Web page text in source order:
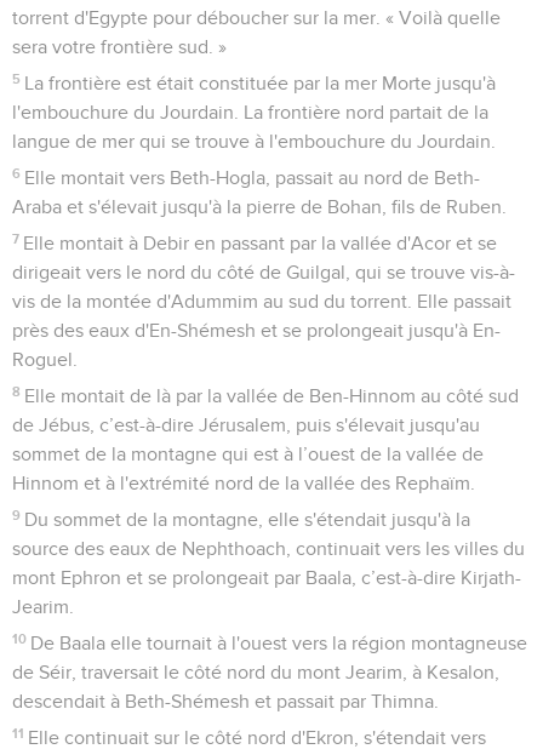
torrent d'Egypte pour déboucher sur la mer. « Voilà quelle
sera votre frontière sud. »
5 La frontière est était constituée par la mer Morte jusqu'à
l'embouchure du Jourdain. La frontière nord partait de la
langue de mer qui se trouve à l'embouchure du Jourdain.
6 Elle montait vers Beth-Hogla, passait au nord de Beth-
Araba et s'élevait jusqu'à la pierre de Bohan, fils de Ruben.
7 Elle montait à Debir en passant par la vallée d'Acor et se
dirigeait vers le nord du côté de Guilgal, qui se trouve vis-à-
vis de la montée d'Adummim au sud du torrent. Elle passait
près des eaux d'En-Shémesh et se prolongeait jusqu'à En-
Roguel.
8 Elle montait de là par la vallée de Ben-Hinnom au côté sud
de Jébus, c’est-à-dire Jérusalem, puis s'élevait jusqu'au
sommet de la montagne qui est à l’ouest de la vallée de
Hinnom et à l'extrémité nord de la vallée des Rephaïm.
9 Du sommet de la montagne, elle s'étendait jusqu'à la
source des eaux de Nephthoach, continuait vers les villes du
mont Ephron et se prolongeait par Baala, c’est-à-dire Kirjath-
Jearim.
10 De Baala elle tournait à l'ouest vers la région montagneuse
de Séir, traversait le côté nord du mont Jearim, à Kesalon,
descendait à Beth-Shémesh et passait par Thimna.
11 Elle continuait sur le côté nord d'Ekron, s'étendait vers